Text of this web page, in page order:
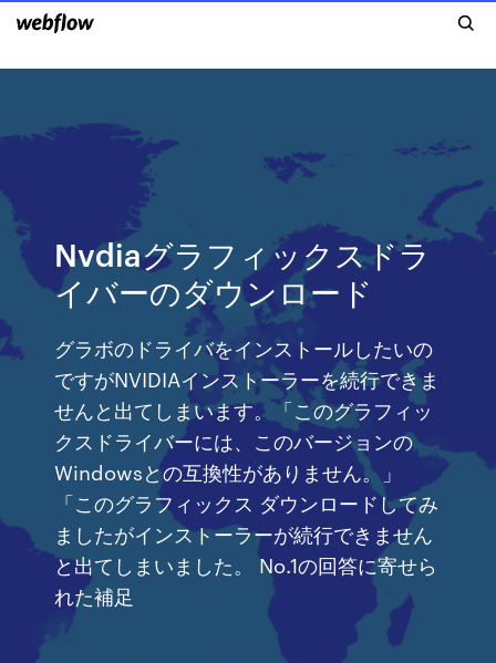
Nvdiaグラフィックスドラ
イバーのダウンロード
グラボのドライバをインストールしたいの
ですがNVIDIAインストーラーを続行できま
せんと出てしまいます。「このグラフィッ
クスドライバーには、このバージョンの
Windowsとの互換性がありません。」
「このグラフィックス ダウンロードしてみ
ましたがインストーラーが続行できません
と出てしまいました。 No.1の回答に寄せら
れた補足